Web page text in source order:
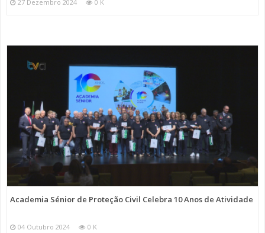
27 Dezembro 2024 0 K
Academia Sénior de Proteção Civil Celebra 10 Anos de Atividade
04 Outubro 2024 0 K